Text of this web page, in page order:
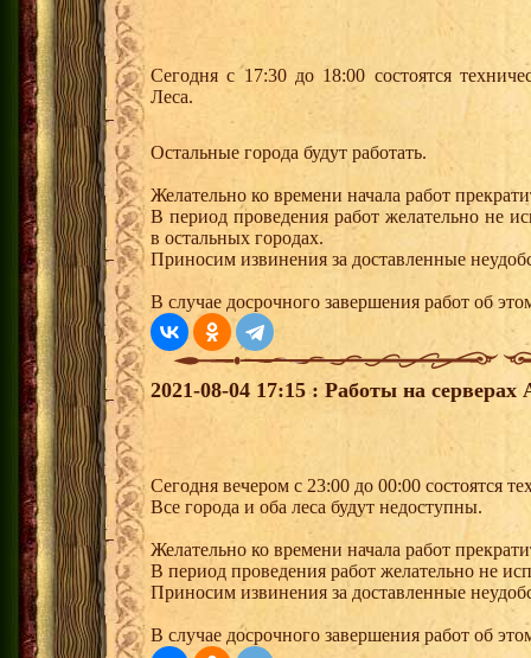
Сегодня с 17:30 до 18:00 состоятся
Леса.
Остальные города будут работать.
Желательно ко времени начала работ
В период проведения работ желательно не
в остальных городах.
Приносим извинения за доставленные
В случае досрочного завершения работ об
2021-08-04 17:15 : Работы на серверах
Сегодня вечером с 23:00 до 00:00 состоятся
Все города и оба леса будут недоступны.
Желательно ко времени начала работ
В период проведения работ желательно не
Приносим извинения за доставленные
В случае досрочного завершения работ об